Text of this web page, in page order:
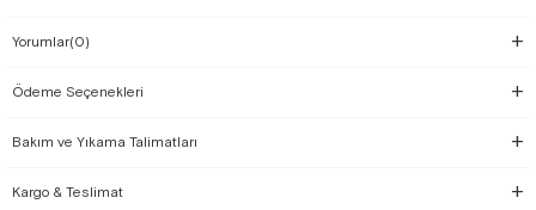
Yorumlar(0)
Ödeme Seçenekleri
Bakım ve Yıkama Talimatları
Kargo & Teslimat